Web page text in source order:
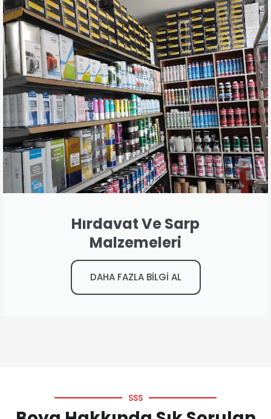
Hırdavat Ve Sarp
Malzemeleri
DAHA FAZLA BİLGİ AL
SSS